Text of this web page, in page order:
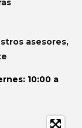
asesores,
10:00 a